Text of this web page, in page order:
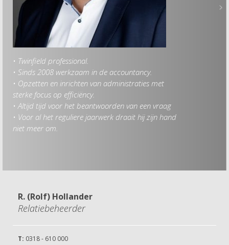
• Twinfield professional.
• Sinds 2008 werkzaam in de accountancy.
• Opzetten en inrichten van administraties met
sterke focus op efficiëncy.
• Altijd tijd voor het beantwoorden van een vraag
• Voor al het reguliere jaarwerk draait hij zijn hand
niet meer om.
>
R. (Rolf) Hollander
Relatiebeheerder
T: 0318 - 610 000